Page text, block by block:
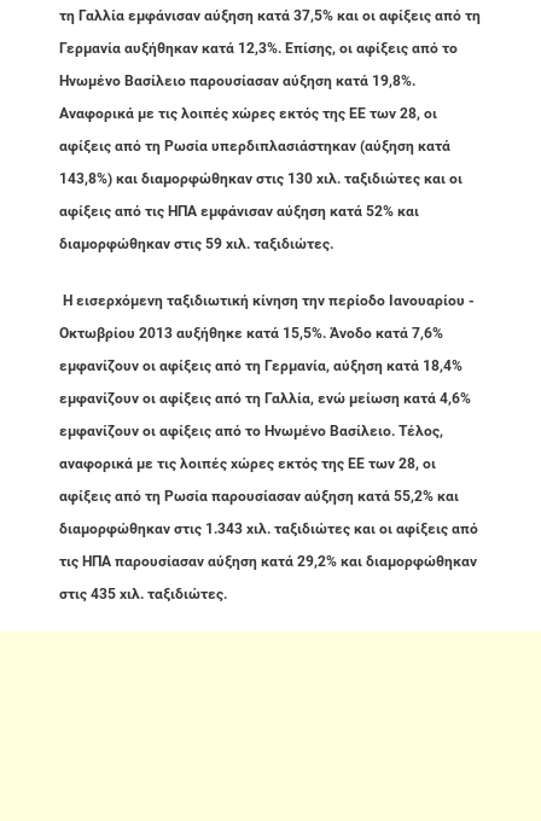
τη Γαλλία εμφάνισαν αύξηση κατά 37,5% και οι αφίξεις από τη
Γερμανία αυξήθηκαν κατά 12,3%. Επίσης, οι αφίξεις από το
Ηνωμένο Βασίλειο παρουσίασαν αύξηση κατά 19,8%.
Αναφορικά με τις λοιπές χώρες εκτός της ΕΕ των 28, οι
αφίξεις από τη Ρωσία υπερδιπλασιάστηκαν (αύξηση κατά
143,8%) και διαμορφώθηκαν στις 130 χιλ. ταξιδιώτες και οι
αφίξεις από τις ΗΠΑ εμφάνισαν αύξηση κατά 52% και
διαμορφώθηκαν στις 59 χιλ. ταξιδιώτες.
Η εισερχόμενη ταξιδιωτική κίνηση την περίοδο Ιανουαρίου -
Οκτωβρίου 2013 αυξήθηκε κατά 15,5%. Άνοδο κατά 7,6%
εμφανίζουν οι αφίξεις από τη Γερμανία, αύξηση κατά 18,4%
εμφανίζουν οι αφίξεις από τη Γαλλία, ενώ μείωση κατά 4,6%
εμφανίζουν οι αφίξεις από το Ηνωμένο Βασίλειο. Τέλος,
αναφορικά με τις λοιπές χώρες εκτός της ΕΕ των 28, οι
αφίξεις από τη Ρωσία παρουσίασαν αύξηση κατά 55,2% και
διαμορφώθηκαν στις 1.343 χιλ. ταξιδιώτες και οι αφίξεις από
τις ΗΠΑ παρουσίασαν αύξηση κατά 29,2% και διαμορφώθηκαν
στις 435 χιλ. ταξιδιώτες.